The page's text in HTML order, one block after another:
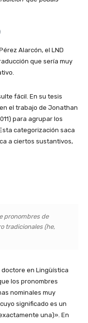
Alarcón, el LND
que sería muy
fácil. En su tesis
el trabajo de Jonathan
para agrupar los
categorización saca
a ciertos sustantivos,
pronombres de
tradicionales (he,
doctore en Lingüística
los pronombres
nominales muy
significado es un
una)». En